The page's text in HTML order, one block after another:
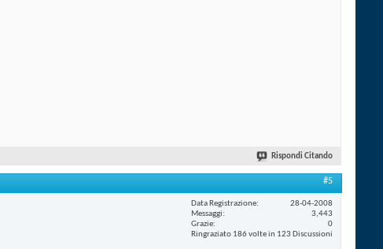
Rispondi Citando
#5
Data Registrazione
28-04-2008
Messaggi
3,443
Grazie
0
Ringraziato 186 volte in 123 Discussioni